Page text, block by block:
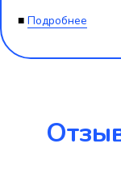
■ Подробнее